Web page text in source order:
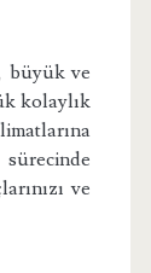
büyük ve
kolaylık
ve